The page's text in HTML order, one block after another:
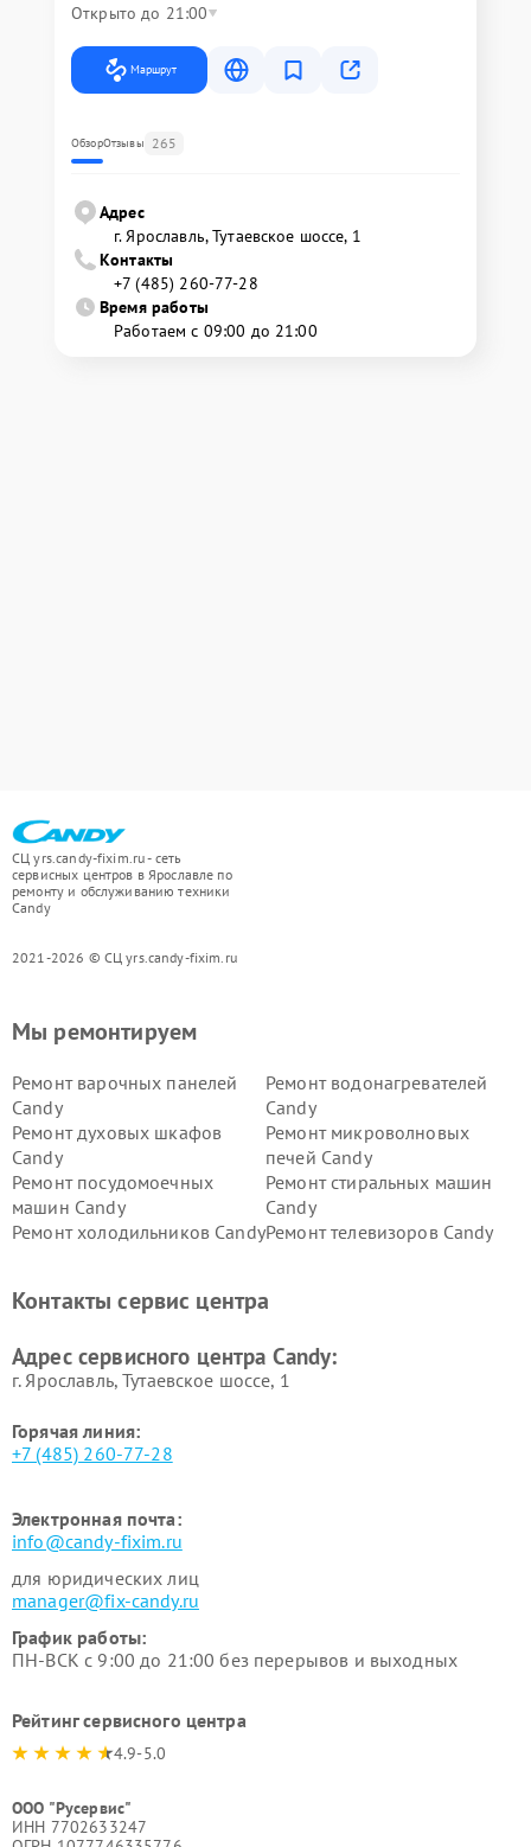
Открыто до 21:00
Маршрут
ОбзорОтзывы 265
Адрес
г. Ярославль, Тутаевское шоссе, 1
Контакты
+7 (485) 260-77-28
Время работы
Работаем с 09:00 до 21:00
СЦ yrs.candy-fixim.ru - сеть
сервисных центров в Ярославле по
ремонту и обслуживанию техники
Candy
2021-2026 © СЦ yrs.candy-fixim.ru
Мы ремонтируем
Ремонт варочных панелей
Candy
Ремонт водонагревателей
Candy
Ремонт духовых шкафов
Candy
Ремонт микроволновых
печей Candy
Ремонт посудомоечных
машин Candy
Ремонт стиральных машин
Candy
Ремонт холодильников CandyРемонт телевизоров Candy
Контакты сервис центра
Адрес сервисного центра Candy:
г. Ярославль, Тутаевское шоссе, 1
Горячая линия:
+7 (485) 260-77-28
Электронная почта:
info@candy-fixim.ru
для юридических лиц
manager@fix-candy.ru
График работы:
ПН-ВСК с 9:00 до 21:00 без перерывов и выходных
Рейтинг сервисного центра
4.9-5.0
ООО "Русервис"
ИНН 7702633247